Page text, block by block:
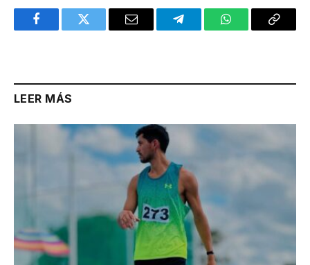
FacebookTwitter Email TelegramWhatsAppCopy
LEER MÁS